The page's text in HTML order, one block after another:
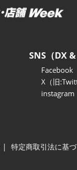
SNS（DX
Facebook
X（旧
instagram
特定商取引法に基